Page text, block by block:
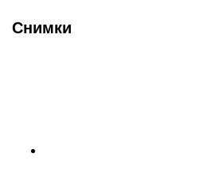
Снимки